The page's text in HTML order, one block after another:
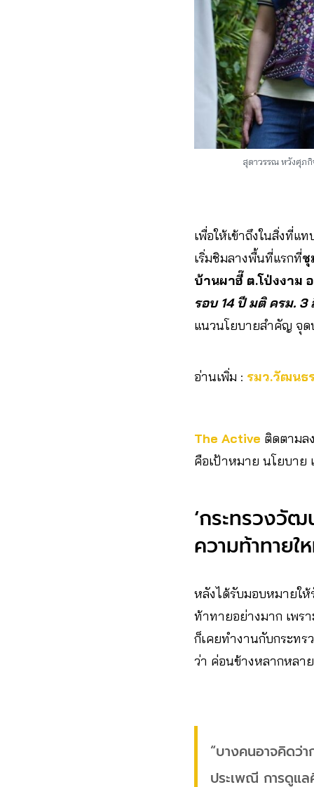
สุดาวรรณ หวังศุภ
เพื่อให้เข้าถึงในสิ่งที่
เริ่มชิมลางพื้นที่แรกที่ชุ
บ้านผาฮี๊ ต.โป่งงาม
รอบ 14 ปี มติ ครม. 3
แนวนโยบายสำคัญ จุด
อ่านเพิ่ม : รมว.วัฒนธ
The Active ติดตามล
คือเป้าหมาย นโยบาย
‘กระทรวงวั
ความท้าทาย
หลังได้รับมอบหมายใ
ท้าทายอย่างมาก เพร
ก็เคยทำงานกับกระท
ว่า ค่อนข้างหลากหล
“บางคนอาจคิดว่
ประเพณี การดูแ